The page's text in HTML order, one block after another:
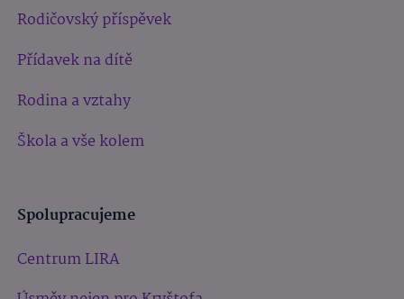
Rodičovský příspěvek
Přídavek na dítě
Rodina a vztahy
Škola a vše kolem
Spolupracujeme
Centrum LIRA